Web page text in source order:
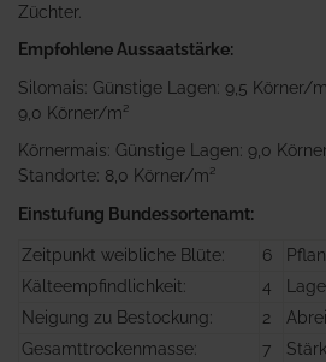
Züchter.
Empfohlene Aussaatstärke:
Silomais: Günstige Lagen: 9,5 Körner/
9,0 Körner/m²
Körnermais: Günstige Lagen: 9,0
Standorte: 8,0 Körner/m²
Einstufung Bundessortenamt:
Zeitpunkt weibliche Blüte: 6
Kälteempfindlichkeit:
4
Neigung zu Bestockung:
2
Gesamttrockenmasse:
7